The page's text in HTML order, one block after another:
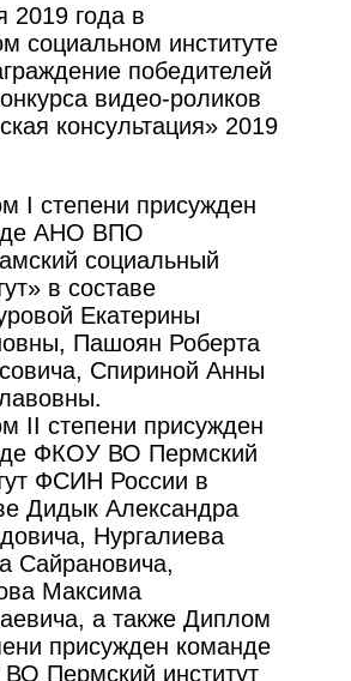
2019 года в
социальном институте
победителей
видео-роликов
консультация» 2019
I степени присужден
АНО ВПО
социальный
в составе
Екатерины
Пашоян Роберта
Спириной Анны
II степени присужден
ФКОУ ВО Пермский
ФСИН России в
Дидык Александра
Нургалиева
Сайрановича,
Максима
а также Диплом
присужден команде
Пермский институт